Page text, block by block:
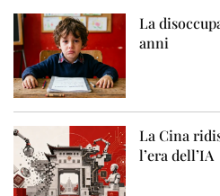
La
anni
La Cina
l’era dell’IA